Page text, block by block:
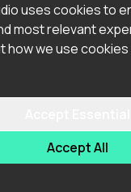
SA. All rights
(PT)
uses cookies to
most relevant
how we use cookies
Accept All